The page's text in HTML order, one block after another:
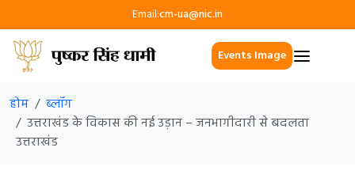
Email:cm-ua@nic.in
Events Image
होम
ब्लॉग
उत्तराखंड के विकास की नई उड़ान – जनभागीदारी से बदलता
उत्तराखंड